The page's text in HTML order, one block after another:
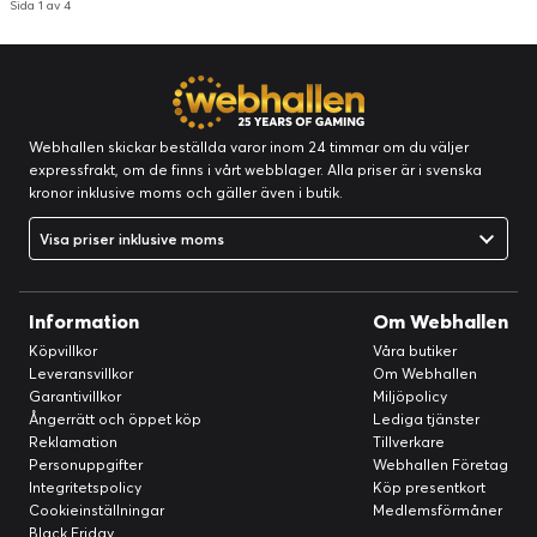
Vikt:
Bredd:
77.5 mm
162.2 mm
Flash-minne
Intern minneskapacitet:
128 GB
Batteri
Kapacitet:
Bakre kamera
Sensorupplösning:
Främre kamera
Sensorupplösning:
Diverse
Färgkategori:
Sida 1 av 4
Webhallen skickar beställda varor inom 24 timmar om du väljer
expressfrakt, om de finns i vårt webblager. Alla priser är i svenska
kronor inklusive moms och gäller även i butik.
Visa priser inklusive moms
Information
Köpvillkor
Leveransvillkor
Garantivillkor
Ångerrätt och öppet köp
Reklamation
Personuppgifter
Integritetspolicy
Cookieinställningar
Black Friday
Om Webhallen
Våra butiker
Om Webhallen
Miljöpolicy
Lediga tjänster
Tillverkare
Webhallen Företag
Köp presentkort
Medlemsförmåner